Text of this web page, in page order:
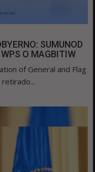
SUMUNOD
O MAGBITIW
of General and Flag